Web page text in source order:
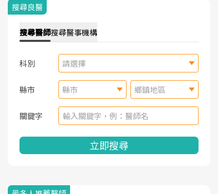
搜尋良醫
搜尋醫師搜尋醫事機構
科別 請選擇
縣市 縣市 鄉鎮地區
關鍵字
立即搜尋